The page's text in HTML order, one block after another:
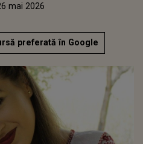
mai 2026
preferată în Google